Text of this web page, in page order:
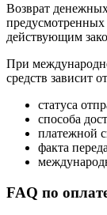
Возврат денежных
предусмотренных
действующим
При
средств зависит
статуса
способа
платежной
факта
FAQ по